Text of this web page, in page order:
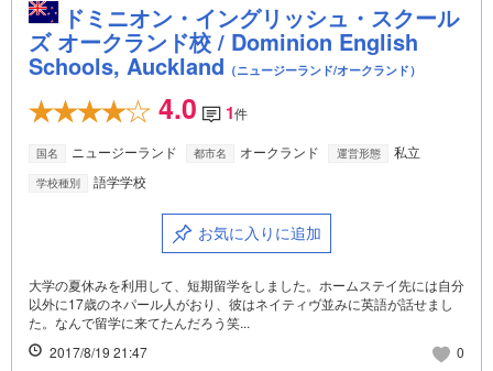
ドミニオン・イングリッシュ・スクール
ズ オークランド校 / Dominion English
Schools, Auckland （ニュージーランド/オークランド）
4.0 1件
国名 ニュージーランド 都市名 オークランド 運営形態 私立
学校種別 語学学校
お気に入りに追加
大学の夏休みを利用して、短期留学をしました。ホームステイ先には自分
以外に17歳のネパール人がおり、彼はネイティヴ並みに英語が話せまし
た。なんで留学に来てたんだろう笑...
2017/8/19 21:47
0